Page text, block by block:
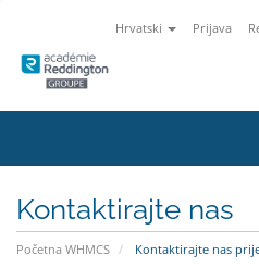
Hrvatski Prijava
Kontaktirajte nas
Početna WHMCS Kontaktirajte nas